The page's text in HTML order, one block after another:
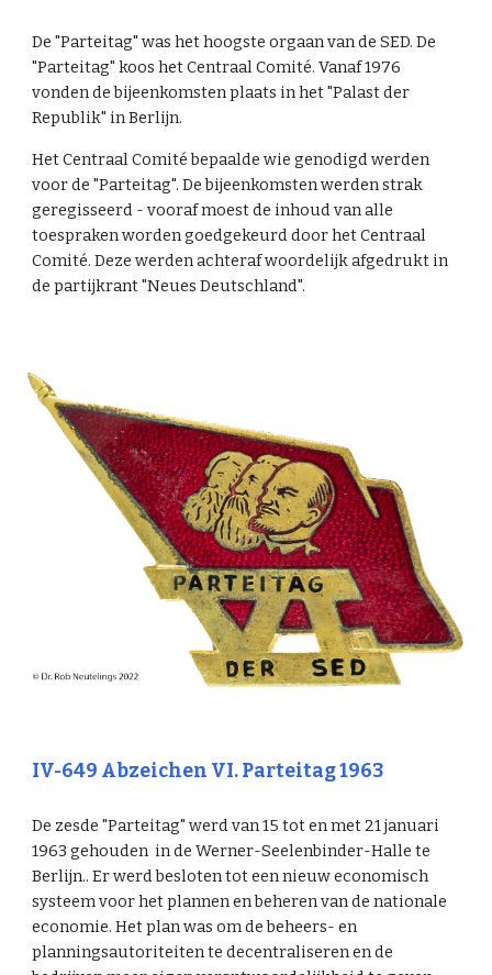
De "Parteitag" was het hoogste orgaan van de SED. De
"Parteitag" koos het Centraal Comité. Vanaf 1976
vonden de bijeenkomsten plaats in het "Palast der
Republik" in Berlijn.
Het Centraal Comité bepaalde wie genodigd werden
voor de "Parteitag". De bijeenkomsten werden strak
geregisseerd - vooraf moest de inhoud van alle
toespraken worden goedgekeurd door het Centraal
Comité. Deze werden achteraf woordelijk afgedrukt in
de partijkrant "Neues Deutschland".
IV-649 Abzeichen VI. Parteitag 1963
De zesde "Parteitag" werd van 15 tot en met 21 januari
1963 gehouden in de Werner-Seelenbinder-Halle te
Berlijn.. Er werdbesloten tot een nieuw economisch
systeem voor het plannen en beheren van de nationale
economie. Het plan was om de beheers- en
planningsautoriteiten te decentraliseren en de